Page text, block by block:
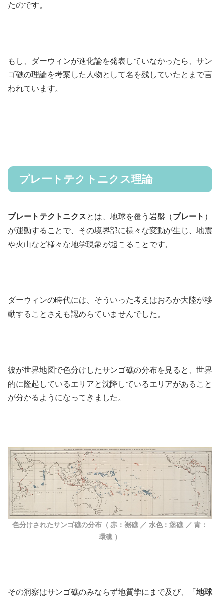
たのです。
もし、ダーウィンが進化論を発表していなかったら、サン
ゴ礁の理論を考案した人物として名を残していたとまで言
われています。
プレートテクトニクス理論
プレートテクトニクスとは、地球を覆う岩盤（プレート ）
が運動することで、その境界部に様々な変動が生じ、地震
や火山など様々な地学現象が起こることです。
ダーウィンの時代には、そういった考えはおろか大陸が移
動することさえも認めらていませんでした。
彼が世界地図で色分けしたサンゴ礁の分布を見ると、世界
的に隆起しているエリアと沈降しているエリアがあること
が分かるようになってきました。
色分けされたサンゴ礁の分布（ 赤：裾礁 ／ 水色：堡礁 ／ 青：
環礁 ）
その洞察はサンゴ礁のみならず地質学にまで及び、「 地球